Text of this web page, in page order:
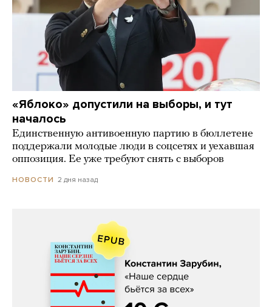
«Яблоко» допустили на выборы, и тут
началось
Единственную антивоенную партию в бюллетене
поддержали молодые люди в соцсетях и уехавшая
оппозиция. Ее уже требуют снять с выборов
НОВОСТИ 2 дня назад